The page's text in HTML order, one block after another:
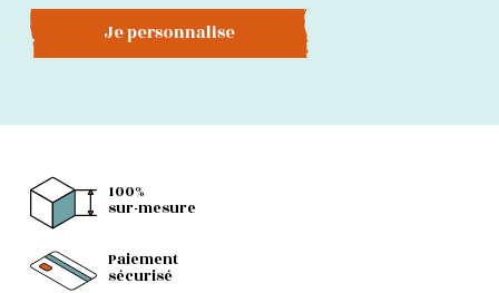
Je personnalise
100%
sur-mesure
Paiement
sécurisé